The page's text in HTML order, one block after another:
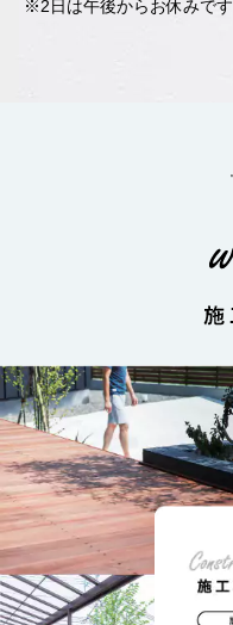
※2日は午後からお休みです